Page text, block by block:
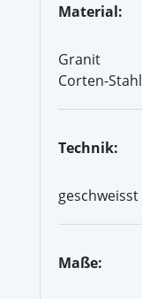
Material:
Granit
Corten-Stahl
Technik:
geschweisst
Maße: